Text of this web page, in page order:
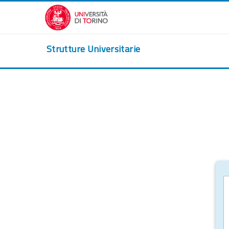
Zum Hauptinhalt
Strutture Universitarie